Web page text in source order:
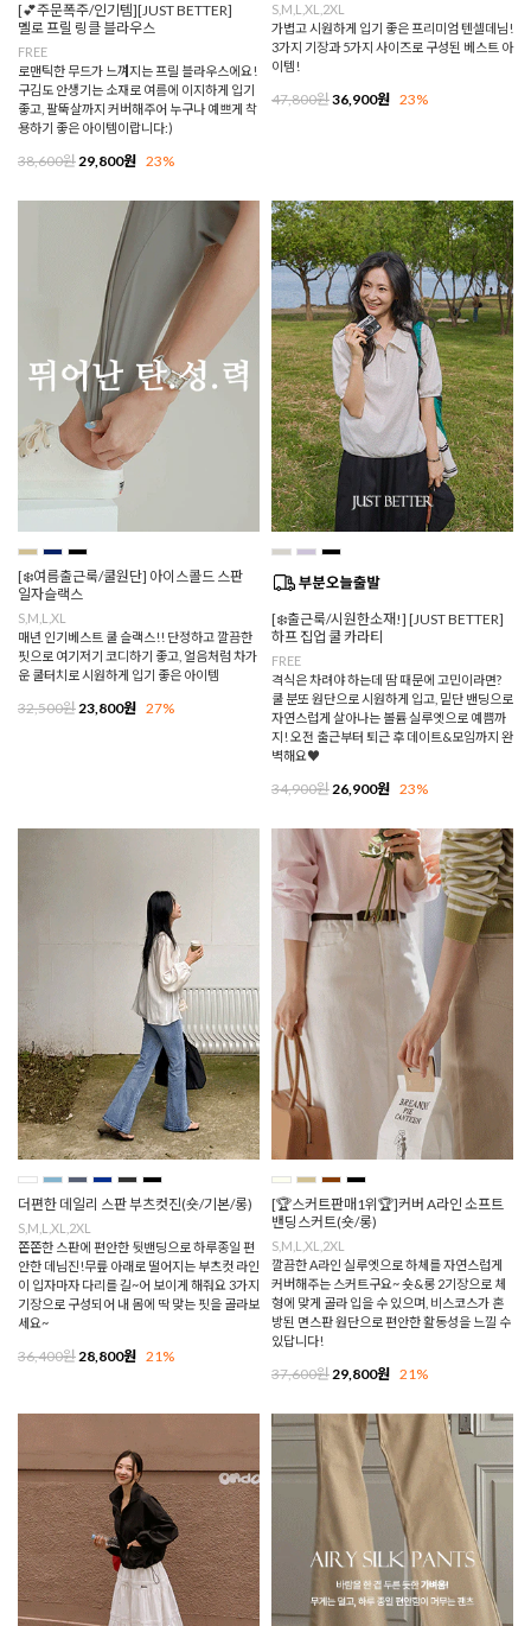
[💕주문폭주/인기템][JUST BETTER]
멜로 프릴 링클 블라우스
FREE
로맨틱한 무드가 느껴지는 프릴 블라우스에요!
구김도 안생기는 소재로 여름에 이지하게 입기
좋고, 팔뚝살까지 커버해주어 누구나 예쁘게 착
용하기 좋은 아이템이랍니다:)
38,600원29,800원 23%
S,M,L,XL,2XL
가볍고 시원하게 입기 좋은 프리미엄 텐셀데님!
3가지 기장과 5가지 사이즈로 구성된 베스트 아
이템!
47,800원36,900원 23%
[❄️여름출근룩/쿨원단] 아이스콜드 스판
일자슬랙스
S,M,L,XL
매년 인기베스트 쿨 슬랙스!! 단정하고 깔끔한
핏으로 여기저기 코디하기 좋고, 얼음처럼 차가
운 쿨터치로 시원하게 입기 좋은 아이템
32,500원23,800원 27%
[❄️출근룩/시원한소재!] [JUST BETTER]
하프 집업 쿨 카라티
FREE
격식은 차려야 하는데 땀 때문에 고민이라면?
쿨 분또 원단으로 시원하게 입고, 밑단 밴딩으로
자연스럽게 살아나는 볼륨 실루엣으로 예쁨까
지! 오전 출근부터 퇴근 후 데이트&모임까지 완
벽해요♥
34,900원26,900원 23%
더편한 데일리 스판 부츠컷진(숏/기본/롱)
S,M,L,XL,2XL
쫀쫀한 스판에 편안한 뒷밴딩으로 하루종일 편
안한 데님진!무릎 아래로 떨어지는 부츠컷 라인
이 입자마자 다리를 길~어 보이게 해줘요 3가지
기장으로 구성되어 내 몸에 딱 맞는 핏을 골라보
세요~
36,400원28,800원 21%
[🏆스커트판매1위🏆]커버 A라인 소프트
밴딩스커트(숏/롱)
S,M,L,XL,2XL
깔끔한 A라인 실루엣으로 하체를 자연스럽게
커버해주는 스커트구요~ 숏&롱 2기장으로 체
형에 맞게 골라 입을 수 있으며, 비스코스가 혼
방된 면스판 원단으로 편안한 활동성을 느낄 수
있답니다!
37,600원29,800원 21%